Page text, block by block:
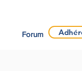
Forum